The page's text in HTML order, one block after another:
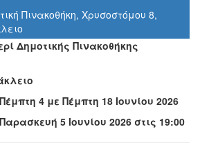
Πινακοθήκη, Χρυσοστόμου 8,
Δημοτικής Πινακοθήκης
4 με Πέμπτη 18 Ιουνίου 2026
5 Ιουνίου 2026 στις 19:00